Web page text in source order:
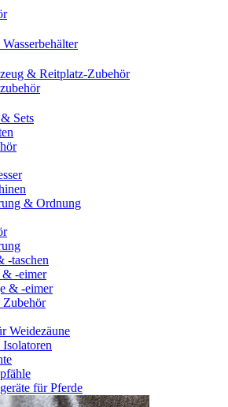
& Reitplatz-Zubehör
Sets
& Ordnung
-taschen
& -eimer
& -eimer
Zubehör
Weidezäune
für Pferde